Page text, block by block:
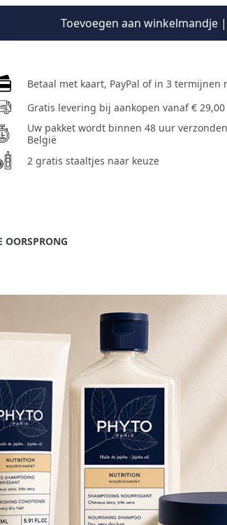
Toevoegen aan winkelmandje
Betaal met kaart, PayPal of in 3 termijnen
Gratis levering bij aankopen vanaf € 29,00
Uw pakket wordt binnen 48 uur
België
2 gratis staaltjes naar keuze